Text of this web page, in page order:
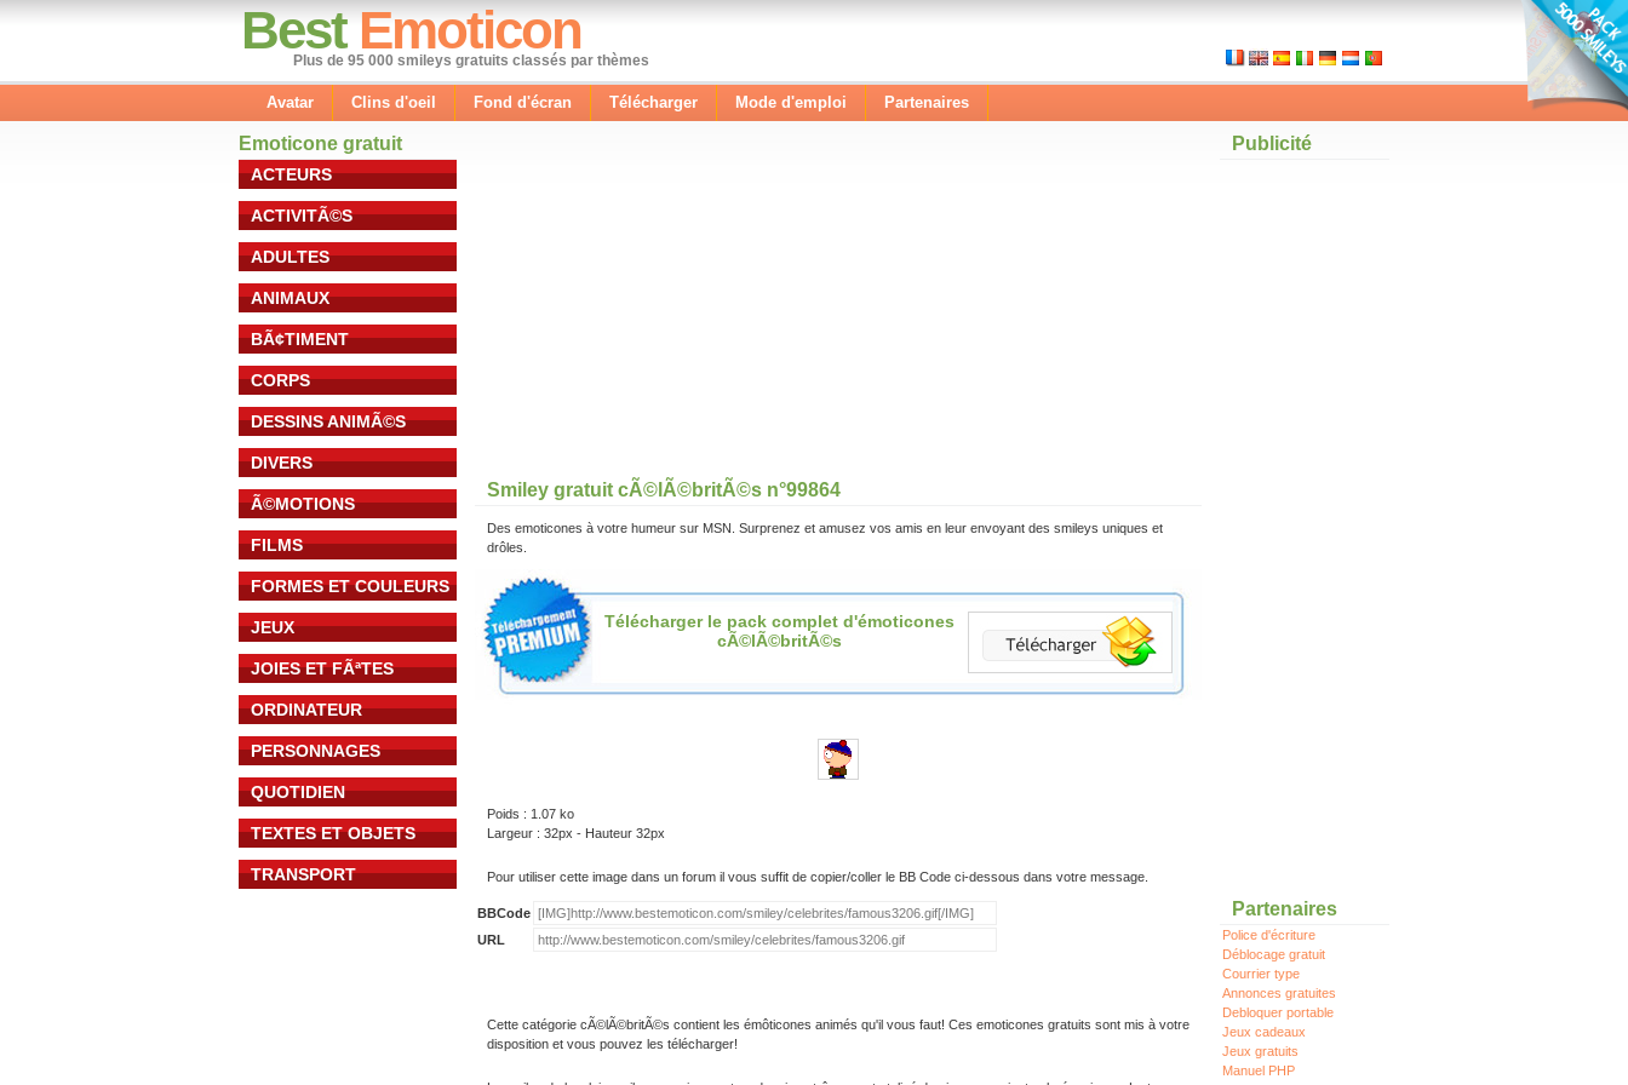
Best Emoticon
Plus de 95 000 smileys gratuits classés par thèmes
Avatar Clins d'oeil Fond d'écran Télécharger Mode d'emploi Partenaires
Emoticone gratuit
ACTEURS
ACTIVITÃ©S
ADULTES
ANIMAUX
BÃ¢TIMENT
CORPS
DESSINS ANIMÃ©S
DIVERS
Ã©MOTIONS
FILMS
FORMES ET COULEURS
JEUX
JOIES ET FÃªTES
ORDINATEUR
PERSONNAGES
QUOTIDIEN
TEXTES ET OBJETS
TRANSPORT
Smiley gratuit cÃ©lÃ©britÃ©s n°99864
Des emoticones à votre humeur sur MSN. Surprenez et amusez vos amis en leur envoyant des smileys uniques et
drôles.
Télécharger le pack complet d'émoticones
cÃ©lÃ©britÃ©s
Poids : 1.07 ko
Largeur : 32px - Hauteur 32px
Pour utiliser cette image dans un forum il vous suffit de copier/coller le BB Code ci-dessous dans votre message.
BBCode
URL
Cette catégorie cÃ©lÃ©britÃ©s contient les émôticones animés qu'il vous faut! Ces emoticones gratuits sont mis à votre
disposition et vous pouvez les télécharger!
Publicité
Partenaires
Police d'écriture
Déblocage gratuit
Courrier type
Annonces gratuites
Debloquer portable
Jeux cadeaux
Jeux gratuits
Manuel PHP